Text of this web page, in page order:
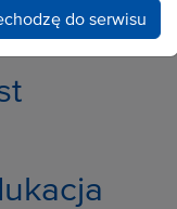
do serwisu